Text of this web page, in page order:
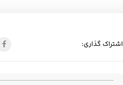
اشتراک گذاری: